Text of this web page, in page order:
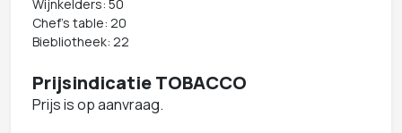
Wijnkelders: 50
Chef's table: 20
Biebliotheek: 22
Prijsindicatie TOBACCO
Prijs is op aanvraag.